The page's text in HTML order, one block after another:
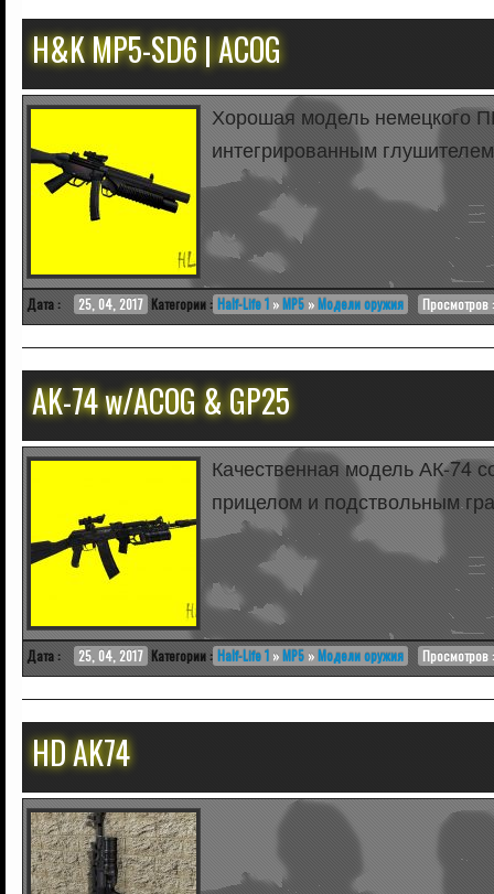
H&K MP5-SD6 | ACOG
Хорошая модель немецкого
интегрированным
Дата : 25, 04, 2017 Категории : Half-Life 1 »MP5 »Модели оружия Просмотров
AK-74 w/ACOG & GP25
Качественная модель АК-74
прицелом и подствольным
Дата : 25, 04, 2017 Категории : Half-Life 1 »MP5 »Модели оружия Просмотров
HD AK74